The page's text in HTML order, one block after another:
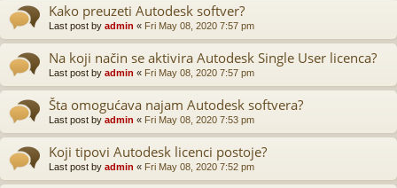
Kako preuzeti Autodesk softver?
Last post by admin « Fri May 08, 2020 7:57 pm
Na koji način se aktivira Autodesk Single User licenca?
Last post by admin « Fri May 08, 2020 7:57 pm
Šta omogućava najam Autodesk softvera?
Last post by admin « Fri May 08, 2020 7:53 pm
Koji tipovi Autodesk licenci postoje?
Last post by admin « Fri May 08, 2020 7:52 pm